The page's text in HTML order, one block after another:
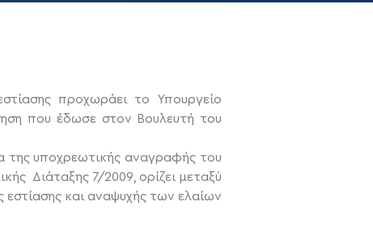
προχωράει το Υπουργείο
που έδωσε στον Βουλευτή του
της υποχρεωτικής αναγραφής του
Διάταξης 7/2009, ορίζει μεταξύ
και αναψυχής των ελαίων